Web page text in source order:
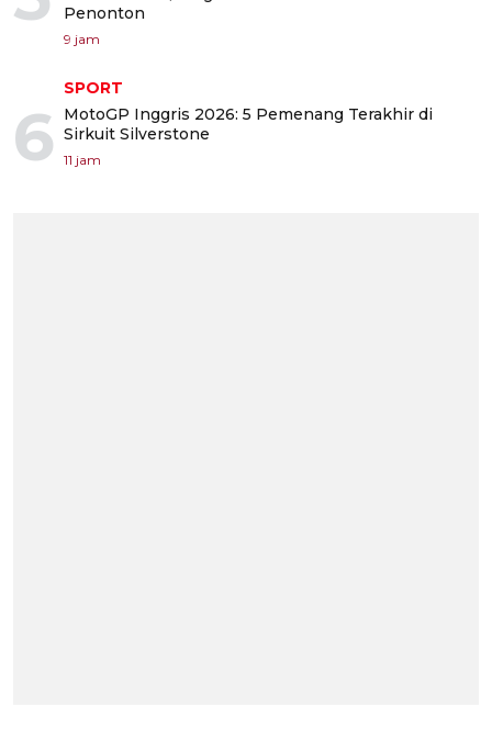
Penonton
9 jam
6
SPORT
MotoGP Inggris 2026: 5 Pemenang Terakhir di
Sirkuit Silverstone
11 jam